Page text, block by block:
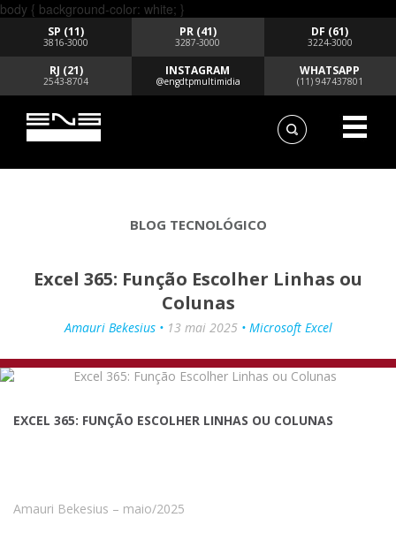
body { background-color: white; }
SP (11)
3816-3000
PR (41)
3287-3000
DF (61)
3224-3000
RJ (21)
2543-8704
INSTAGRAM
@engdtpmultimidia
WHATSAPP
(11) 947437801
BLOG TECNOLÓGICO
Excel 365: Função Escolher Linhas ou
Colunas
Amauri Bekesius • 13 mai 2025• Microsoft Excel
EXCEL 365: FUNÇÃO ESCOLHER LINHAS OU COLUNAS
Amauri Bekesius – maio/2025